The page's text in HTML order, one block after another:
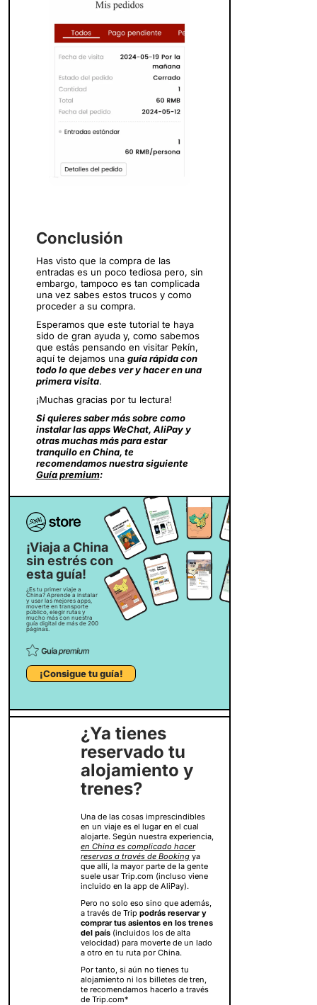
Conclusión
Has visto que la compra de las
entradas es un poco tediosa pero, sin
embargo, tampoco es tan complicada
una vez sabes estos trucos y como
proceder a su compra.
Esperamos que este tutorial te haya
sido de gran ayuda y, como sabemos
que estás pensando en visitar Pekín,
aquí te dejamos una guía rápida con
todo lo que debes ver y hacer en una
primera visita.
¡Muchas gracias por tu lectura!
Si quieres saber más sobre como
instalar las apps WeChat, AliPay y
otras muchas más para estar
tranquilo en China, te
recomendamos nuestra siguiente
Guía premium:
¡Viaja a China
sin estrés con
esta guía!
¿Es tu primer viaje a
China? Aprende a instalar
y usar las mejores apps,
moverte en transporte
público, elegir rutas y
mucho más con nuestra
guía digital de más de 200
páginas.
¡Consigue tu guía!
¿Ya tienes
reservado tu
alojamiento y
trenes?
Una de las cosas imprescindibles
en un viaje es el lugar en el cual
alojarte. Según nuestra experiencia,
en China es complicado hacer
reservas a través de Booking ya
que allí, la mayor parte de la gente
suele usar Trip.com (incluso viene
incluido en la app de AliPay).
Pero no solo eso sino que además,
a través de Trip podrás reservar y
comprar tus asientos en los trenes
del país (incluidos los de alta
velocidad) para moverte de un lado
a otro en tu ruta por China.
Por tanto, si aún no tienes tu
alojamiento ni los billetes de tren,
te recomendamos hacerlo a través
de Trip.com*